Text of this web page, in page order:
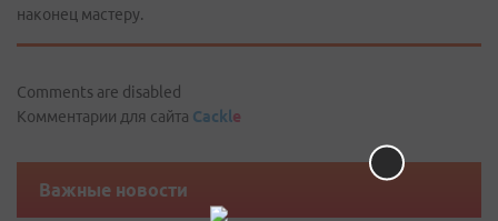
наконец мастеру.
Comments are disabled
Комментарии для сайта Cackle
Важные новости